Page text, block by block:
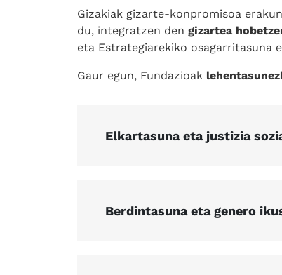
Gizakiak gizarte-konpromisoa
du, integratzen den gizartea
eta Estrategiarekiko osagarritasuna
Gaur egun, Fundazioak
Elkartasuna eta justizia
Berdintasuna eta genero